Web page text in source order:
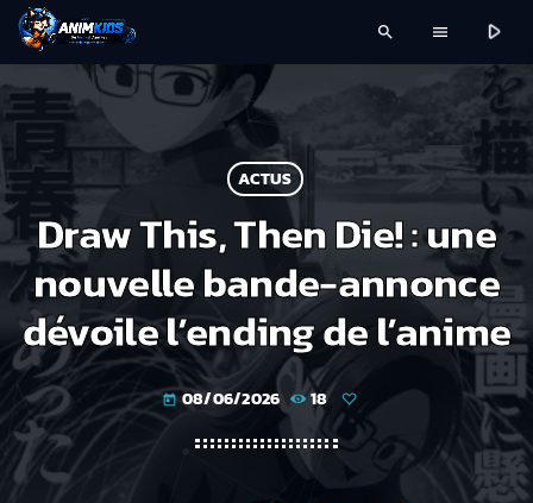
search menu play_arrow
ACTUS
Draw This, Then Die! : une
nouvelle bande-annonce
dévoile l’ending de l’anime
today 08/06/2026 18